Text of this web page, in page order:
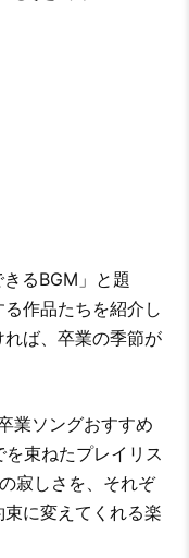
るBGM」と題
作品たちを紹介し
ば、卒業の季節が
業ソングおすすめ
束ねたプレイリス
寂しさを、それぞ
に変えてくれる楽